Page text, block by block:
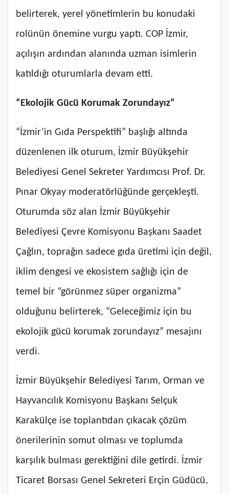
belirterek, yerel yönetimlerin bu konudaki
rolünün önemine vurgu yaptı. COP İzmir,
açılışın ardından alanında uzman isimlerin
katıldığı oturumlarla devam etti.
“Ekolojik Gücü Korumak Zorundayız”
“İzmir’in Gıda Perspektifi” başlığı altında
düzenlenen ilk oturum, İzmir Büyükşehir
Belediyesi Genel Sekreter Yardımcısı Prof. Dr.
Pınar Okyay moderatörlüğünde gerçekleşti.
Oturumda söz alan İzmir Büyükşehir
Belediyesi Çevre Komisyonu Başkanı Saadet
Çağlın, toprağın sadece gıda üretimi için değil,
iklim dengesi ve ekosistem sağlığı için de
temel bir “görünmez süper organizma”
olduğunu belirterek, “Geleceğimiz için bu
ekolojik gücü korumak zorundayız” mesajını
verdi.
İzmir Büyükşehir Belediyesi Tarım, Orman ve
Hayvancılık Komisyonu Başkanı Selçuk
Karakülçe ise toplantıdan çıkacak çözüm
önerilerinin somut olması ve toplumda
karşılık bulması gerektiğini dile getirdi. İzmir
Ticaret Borsası Genel Sekreteri Erçin Güdücü,